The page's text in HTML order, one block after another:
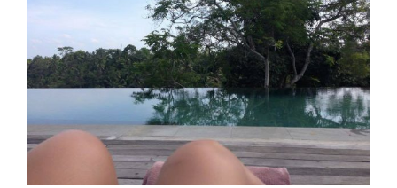
LEI DA ATRAÇÃO